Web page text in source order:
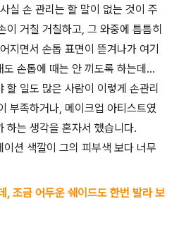
실 손 관리는 할 말이 없는 것이 주
이 거칠 거칠하고, 그 와중에 틈틈히
지면서 손톱 표면이 뜯겨나가 여기
손톱에 때는 안 끼도록 하는데...
할 일도 많은 사람이 이렇게 손관리
부족하거나, 메이크업 아티스트였
하는 생각을 혼자서 했습니다.
션 색깔이 그의 피부색 보다 너무
, 조금 어두운 쉐이드도 한번 발라 보